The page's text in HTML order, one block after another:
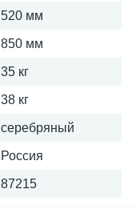
520 мм
850 мм
35 кг
38 кг
серебряный
Россия
87215